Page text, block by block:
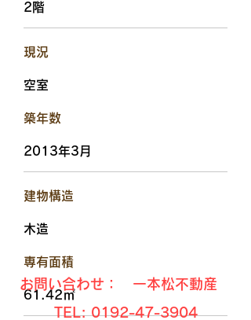
2階
​現況
空室
​築年数
2013年3月
​建物構造
木造
​専有面積
61.42㎡
お問い合わせ： 一本松不動産
TEL:0192-47-3904